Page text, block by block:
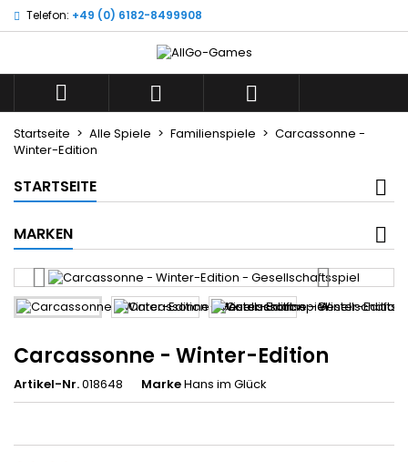
Telefon: +49 (0) 6182-8499908
  
Startseite Alle Spiele Familienspiele
Carcassonne -
Winter-Edition
STARTSEITE
MARKEN
Carcassonne - Winter-Edition
Artikel-Nr.018648 MarkeHans im Glück
Wunschliste ×
add_circle_outline
Neue Liste anlegen
((title)) ×
((label))
Anmelden ×
Sie müssen angemeldet sein, um Artikel Ihrer
Wunschliste hinzufügen zu können.